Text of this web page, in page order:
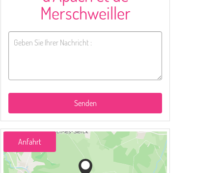
Merschweiller
Senden
Anfahrt